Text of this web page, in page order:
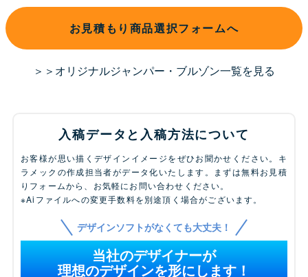
お見積もり商品選択フォームへ
＞＞オリジナルジャンパー・ブルゾン一覧を見る
入稿データと入稿方法について
お客様が思い描くデザインイメージをぜひお聞かせください。キ
ラメックの作成担当者がデータ化いたします。まずは無料お見積
りフォームから、お気軽にお問い合わせください。
※Aiファイルへの変更手数料を別途頂く場合がございます。
デザインソフトがなくても大丈夫！
当社のデザイナーが
理想のデザインを形にします！